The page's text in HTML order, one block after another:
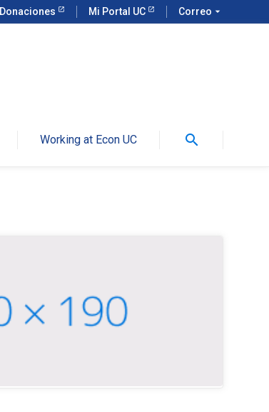
Donaciones Mi Portal UC Correo arrow_drop_down
Working at Econ UC search